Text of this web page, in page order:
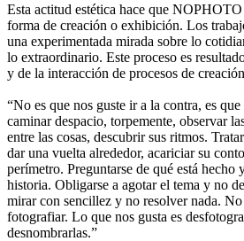
Esta actitud estética hace que
forma de creación o exhibición. Los
una experimentada mirada sobre lo
lo extraordinario. Este proceso es
y de la interacción de procesos de
“No es que nos guste ir a la contra, es
caminar despacio, torpemente, observar
entre las cosas, descubrir sus ritmos.
dar una vuelta alrededor, acariciar su
perímetro. Preguntarse de qué está hecho
historia. Obligarse a agotar el tema y no
mirar con sencillez y no resolver nada.
fotografiar. Lo que nos gusta es
desnombrarlas.”